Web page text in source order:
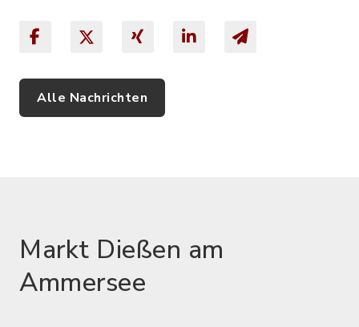
Alle Nachrichten
Markt Dießen am
Ammersee